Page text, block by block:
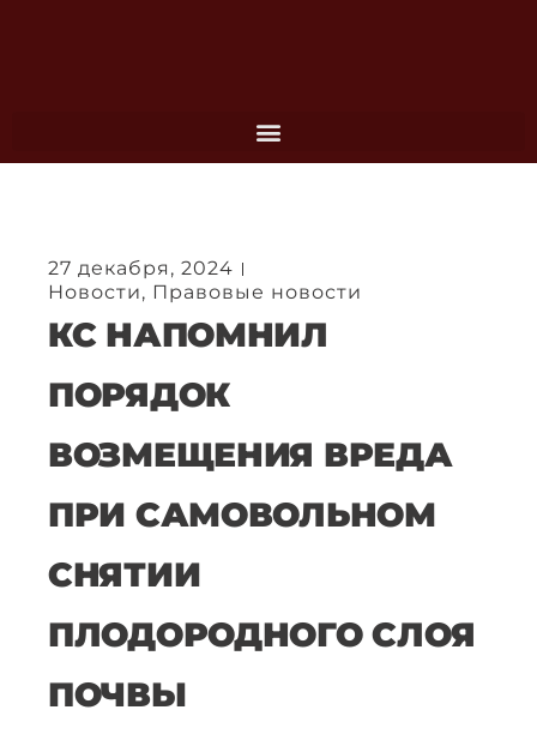
27 декабря, 2024
Новости, Правовые новости
КС НАПОМНИЛ
ПОРЯДОК
ВОЗМЕЩЕНИЯ ВРЕДА
ПРИ САМОВОЛЬНОМ
СНЯТИИ
ПЛОДОРОДНОГО СЛОЯ
ПОЧВЫ